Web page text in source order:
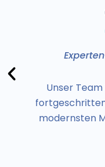
Unser
modernsten